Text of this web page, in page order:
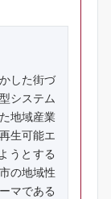
した街づ
システム
地域産業
生可能エ
うとする
の地域性
マである